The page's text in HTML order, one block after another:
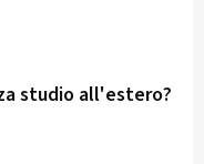
studio all'estero?